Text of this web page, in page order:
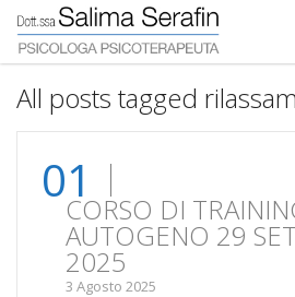
All posts tagged
01CORSO DI
AUTOGENO 29
2025
3 Agosto 2025